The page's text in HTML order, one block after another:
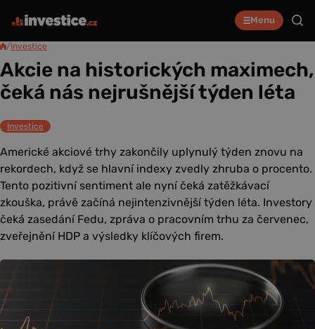
Menu
/Investice
Akcie na historických maximech,
čeká nás nejrušnější týden léta
Investice
Americké akciové trhy zakončily uplynulý týden znovu na
rekordech, když se hlavní indexy zvedly zhruba o procento.
Tento pozitivní sentiment ale nyní čeká zatěžkávací
zkouška, právě začíná nejintenzivnější týden léta. Investory
čeká zasedání Fedu, zpráva o pracovním trhu za červenec,
zveřejnění HDP a výsledky klíčových firem.